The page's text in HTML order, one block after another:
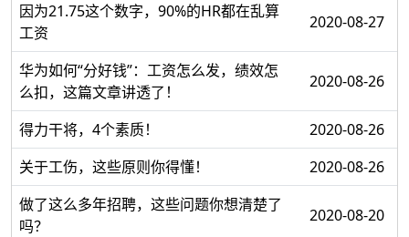
因为21.75这个数字，90%的HR都在乱算
工资
2020-08-27
华为如何“分好钱”：工资怎么发，绩效怎
么扣，这篇文章讲透了！
2020-08-26
得力干将，4个素质！
2020-08-26
关于工伤，这些原则你得懂！
2020-08-26
做了这么多年招聘，这些问题你想清楚了
吗？
2020-08-20